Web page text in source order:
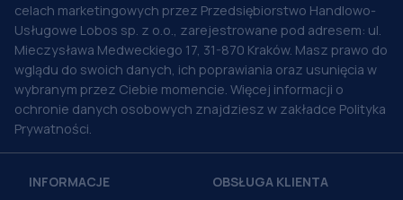
celach marketingowych przez Przedsiębiorstwo Handlowo-
Usługowe Lobos sp. z o.o., zarejestrowane pod adresem: ul.
Mieczysława Medweckiego 17, 31-870 Kraków. Masz prawo do
wglądu do swoich danych, ich poprawiania oraz usunięcia w
wybranym przez Ciebie momencie. Więcej informacji o
ochronie danych osobowych znajdziesz w zakładce Polityka
Prywatności.
INFORMACJE
OBSŁUGA KLIENTA